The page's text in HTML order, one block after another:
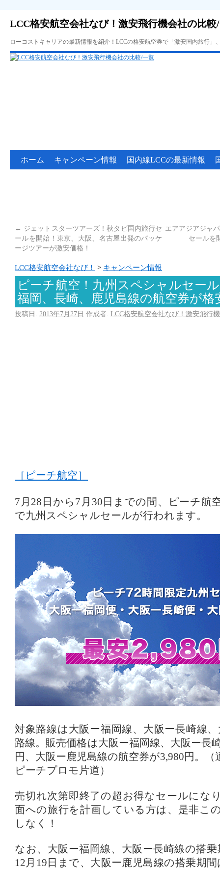
LCC格安航空会社なび！激安飛行機会社の比較
ローコストキャリアの最新情報を紹介！LCCの格安航空券で「激安国内旅行
ホーム キャンペーン情報 国内線LCCの最新情報
← ジェットスターツアーズ！秋タビ国内旅行セ
ールを開始！東京、大阪、名古屋出発のパッケ
ージツアーが激安価格！
エアアジアジャ
セールを
LCC格安航空会社なび！ > キャンペーン情報
ピーチ航空！九州スペシャルセー
福岡、長崎、鹿児島線の航空券が格
投稿日: 2013年7月27日 作成者: LCC格安航空会社なび！激安飛行
［ピーチ航空］
7月28日から7月30日までの間、ピーチ航
で九州スペシャルセールが行われます。
対象路線は大阪ー福岡線、大阪ー長崎線
路線。販売価格は大阪ー福岡線、大阪ー長
円、大阪ー鹿児島線の航空券が3,980円。
ピーチプロモ片道）
売切れ次第即終了の超お得なセールにな
面への旅行を計画している方は、是非こ
しなく！
なお、大阪ー福岡線、大阪ー長崎線の搭
12月19日まで、大阪ー鹿児島線の搭乗期